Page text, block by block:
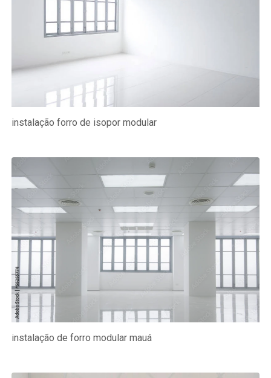
instalação forro de isopor modular
instalação de forro modular mauá